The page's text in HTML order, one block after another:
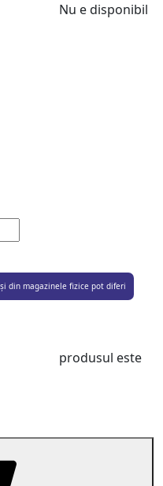
Nu e disponibil
din magazinele fizice pot diferi
produsul este